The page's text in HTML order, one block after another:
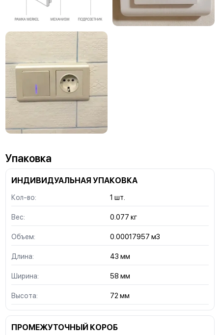
Упаковка
ИНДИВИДУАЛЬНАЯ УПАКОВКА
Кол-во: 1 шт.
Вес: 0.077 кг
Объем: 0.00017957 м3
Длина: 43 мм
Ширина: 58 мм
Высота: 72 мм
ПРОМЕЖУТОЧНЫЙ КОРОБ